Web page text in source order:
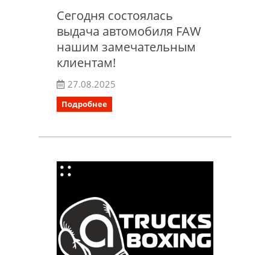
Сегодня состоялась
выдача автомобиля FAW
нашим замечательным
клиентам!
27.08.2025
Подробнее